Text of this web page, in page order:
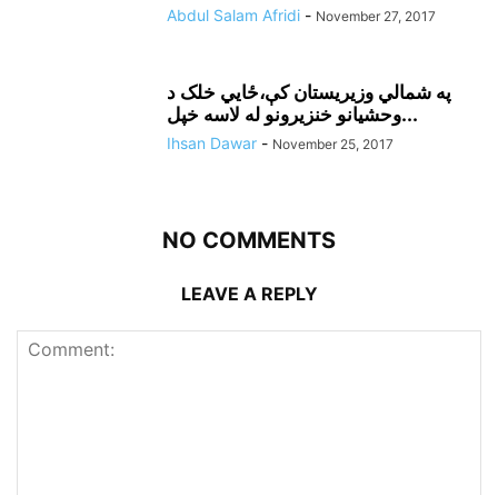
Abdul Salam Afridi - November 27, 2017
په شمالي وزيريستان کې،ځايي خلک د
وحشيانو خنزيرونو له لاسه خپل...
Ihsan Dawar - November 25, 2017
NO COMMENTS
LEAVE A REPLY